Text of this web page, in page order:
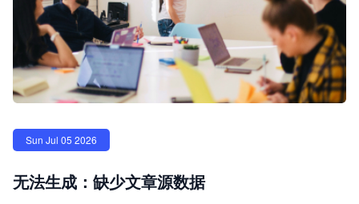
Sun Jul 05 2026
无法生成：缺少文章源数据